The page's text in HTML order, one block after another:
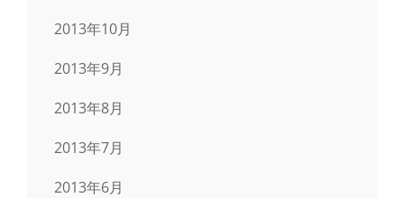
2013年10月
2013年9月
2013年8月
2013年7月
2013年6月